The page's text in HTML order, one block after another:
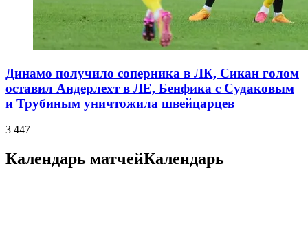
Динамо получило соперника в ЛК, Сикан голом
оставил Андерлехт в ЛЕ, Бенфика с Судаковым
и Трубиным уничтожила швейцарцев
3 447
Календарь матчейКалендарь